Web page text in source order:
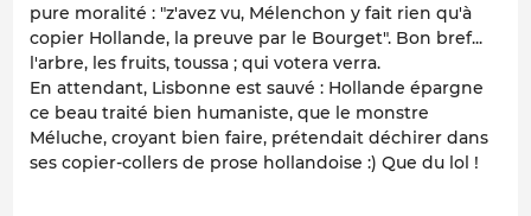
pure moralité : "z'avez vu, Mélenchon y fait rien qu'à
copier Hollande, la preuve par le Bourget". Bon bref...
l'arbre, les fruits, toussa ; qui votera verra.
En attendant, Lisbonne est sauvé : Hollande épargne
ce beau traité bien humaniste, que le monstre
Méluche, croyant bien faire, prétendait déchirer dans
ses copier-collers de prose hollandoise :) Que du lol !